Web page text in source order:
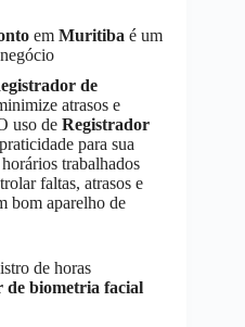
em Muritiba é um
de
atrasos e
uso de Registrador
para sua
trabalhados
faltas, atrasos e
bom aparelho de
de horas
de biometria facial